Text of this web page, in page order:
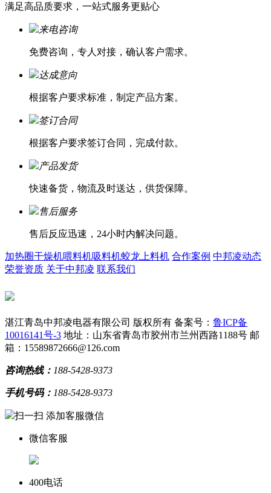
满足高品质要求，一站式服务更贴心
来电咨询
免费咨询，专人对接，确认客户需求。
达成意向
根据客户要求标准，制定产品方案。
签订合同
根据客户要求签订合同，完成付款。
产品发货
快速备货，物流及时送达，供货保障。
售后服务
售后反应迅速，24小时内解决问题。
加热圈干燥机喂料机吸料机蛟龙上料机 合作案例 中邦凌动态
荣誉资质 关于中邦凌 联系我们
湛江青岛中邦凌电器有限公司 版权所有 备案号： 鲁ICP备
10016141号-3 地址：山东省青岛市胶州市兰州西路1188号 邮
箱：15589872666@126.com
咨询热线： 188-5428-9373
手机号码： 188-5428-9373
扫一扫 添加客服微信
微信客服
400电话